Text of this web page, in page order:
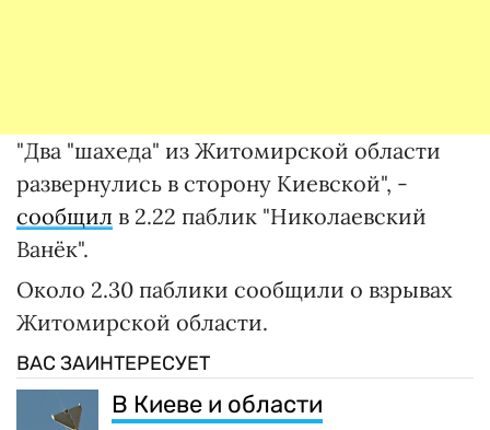
"Два "шахеда" из Житомирской области
развернулись в сторону Киевской", -
сообщил в 2.22 паблик "Николаевский
Ванёк".
Около 2.30 паблики сообщили о взрывах
Житомирской области.
ВАС ЗАИНТЕРЕСУЕТ
В Киеве и области